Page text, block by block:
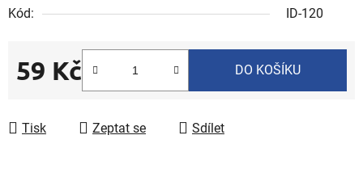
Kód: ID-120
59 Kč
Měrná cena:
DO KOŠÍKU
Tisk Zeptat se Sdílet